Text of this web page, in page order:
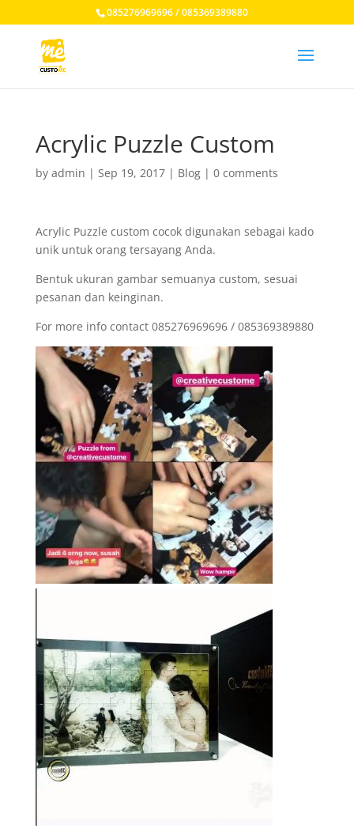
085276969696 / 085369389880
Acrylic Puzzle Custom
by admin | Sep 19, 2017| Blog| 0 comments
Acrylic Puzzle custom cocok digunakan sebagai kado
unik untuk orang tersayang Anda.
Bentuk ukuran gambar semuanya custom, sesuai
pesanan dan keinginan.
For more info contact 085276969696 / 085369389880